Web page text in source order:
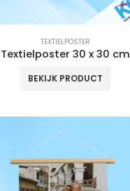
TEXTIELPOSTER
Textielposter 30 x 30 cm
BEKIJK PRODUCT